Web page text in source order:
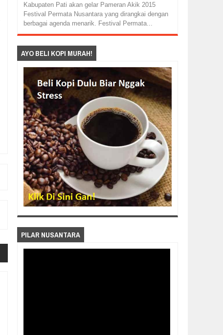
Kabupaten Pati akan gelar Pameran Akik 2015
Festival Permata Nusantara yang dirangkai dengan
berbagai agenda menarik. Festival Permata...
AYO BELI KOPI MURAH!
PILAR NUSANTARA